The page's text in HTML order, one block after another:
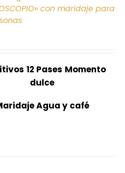
con maridaje para
12 Pases Momento
dulce
Agua y café